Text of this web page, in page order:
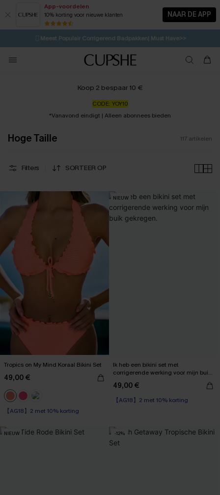
App-voordelen
10% korting voor nieuwe klanten NAAR DE APP
⚡️LAATSTE KANS | Tot 50% korting>>
🩱Meest Populair Corrigerend Badpakken| Must Have>>
💌Abonneer je & ontvang tot 15% korting>>
Koop 3, krijg 15% korting | CODE: SW15
Koop 2 bespaar 10 €
CODE: YOY10
*Vanavond eindigt | Alleen abonnees bieden
Hoge Taille 117 artikelen
Filters SORTEER OP
Tropics on My Mind Koraal Bikini Set
49,00 €
【AG18】2 met 10% korting
High Waist
NIEUW
Ik heb een bikini set met
corrigerende werking voor mijn buik
49,00 €
【AG18】2 met 10% korting
High Waist
NIEUW -12%